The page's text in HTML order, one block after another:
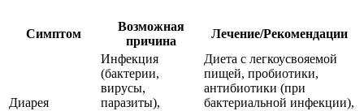
Симптом
Возможная
причина
Лечение/Рекомендации
Диарея
Инфекция
(бактерии,
вирусы,
паразиты),
Диета с легкоусвояемой
пищей, пробиотики,
антибиотики (при
бактериальной инфекции),